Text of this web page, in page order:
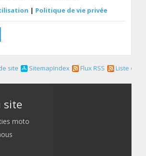
| Politique de vie privée
site SitemapIndex Flux RSS Liste des
site
moto